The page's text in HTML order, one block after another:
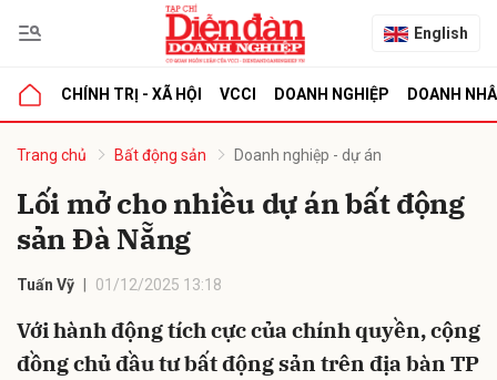
English
CHÍNH TRỊ - XÃ HỘI VCCI DOANH NGHIỆP DOANH
Trang chủ Bất động sản Doanh nghiệp - dự án
Lối mở cho nhiều dự án bất động
sản Đà Nẵng
Tuấn Vỹ 01/12/2025 13:18
Với hành động tích cực của chính quyền, cộng
đồng chủ đầu tư bất động sản trên địa bàn TP
luận
Hủy